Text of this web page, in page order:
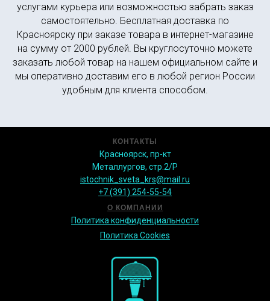
услугами курьера или возможностью забрать заказ
самостоятельно. Бесплатная доставка по
Красноярску при заказе товара в интернет-магазине
на сумму от 2000 рублей. Вы круглосуточно можете
заказать любой товар на нашем официальном сайте и
мы оперативно доставим его в любой регион России
удобным для клиента способом.
КОНТАКТЫ
О КОМПАНИИ
Красноярск, пр-кт
Металлургов, стр.2/Р
istochnik_sveta_krs@mail.ru
+7 (391) 254-55-54
Политика конфиденциальности
Политика Сookies